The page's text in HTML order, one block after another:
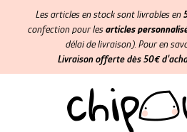
Les articles en stock sont livrables en
confection pour lesarticles
délai de livraison). Pour en
Livraison offerte dès 50€